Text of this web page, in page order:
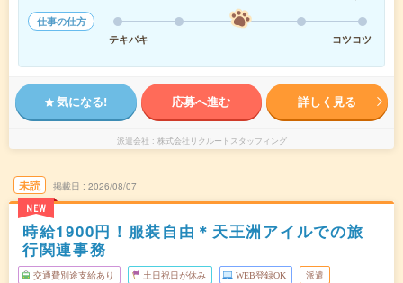
仕事の仕方
テキパキ
コツコツ
気になる! 応募へ進む 詳しく見る
派遣会社 株式会社リクルートスタッフィング
未読
NEW
掲載日 2026/08/07
時給1900円！服装自由＊天王洲アイルでの旅
行関連事務
交通費別途支給あり 土日祝日が休み WEB登録OK 派遣